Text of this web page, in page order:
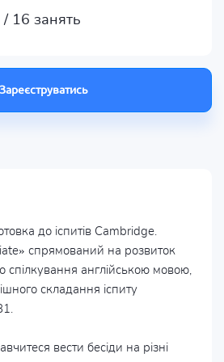
16 занять
Зареєструватись
до іспитів Cambridge.
спрямований на розвиток
спілкування англійською мовою,
складання іспиту
вести бесіди на різні